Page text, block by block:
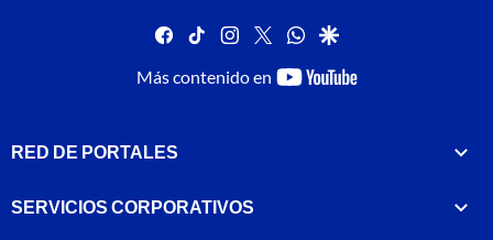
facebook
tiktok instagram
twitterwhatsapp
google
Más contenido en
youtube-
RED DE PORTALES
SERVICIOS CORPORATIVOS